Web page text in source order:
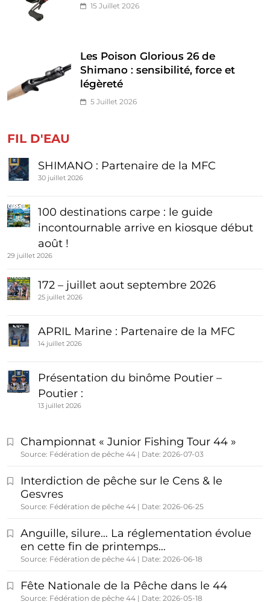
15 Juillet 2026
Les Poison Glorious 26 de
Shimano : sensibilité, force et
légèreté
5 Juillet 2026
FIL D'EAU
SHIMANO : Partenaire de la MFC
30 juillet 2026
100 destinations carpe : le guide
incontournable arrive en kiosque début
août !
29 juillet 2026
172 – juillet aout septembre 2026
25 juillet 2026
APRIL Marine : Partenaire de la MFC
14 juillet 2026
Présentation du binôme Poutier –
Poutier :
13 juillet 2026
Championnat « Junior Fishing Tour 44 »
Source: Fédération de pêche 44 Date: 2026-07-03
Interdiction de pêche sur le Cens & le
Gesvres
Source: Fédération de pêche 44 Date: 2026-06-25
Anguille, silure… La réglementation évolue
en cette fin de printemps…
Source: Fédération de pêche 44 Date: 2026-06-18
Fête Nationale de la Pêche dans le 44
Source: Fédération de pêche 44 Date: 2026-05-18